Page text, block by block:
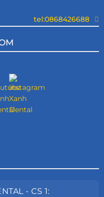
tel:0868426688
- CS 1: